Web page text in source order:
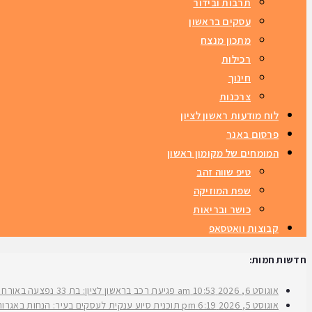
עסקים בראשון
מתכון מנצח
רכילות
חינוך
צרכנות
לוח מודעות ראשון לציון
פרסום באנר
המומחים של מקומון ראשון
טיפ שווה זהב
שפת המוזיקה
כושר ובריאות
קבוצות וואטסאפ
חדשות חמות:
אוגוסט 6, 2026 10:53 am
פגיעת רכב בראשון לציון: בת 33 נפצעה באורח בינוני ברחוב ירושלים
אוגוסט 5, 2026
6:19 pm
תוכנית סיוע ענקית לעסקים בעיר: הנחות